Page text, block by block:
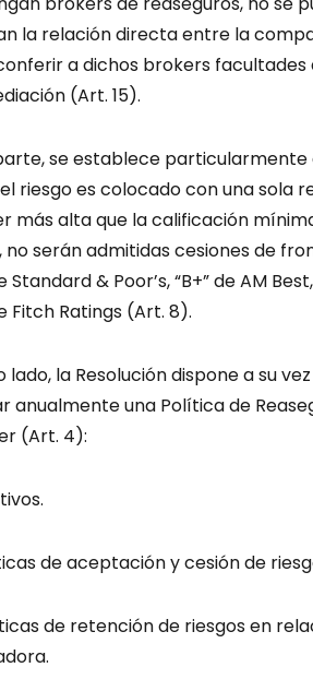
la relación directa entre la
a dichos brokers
(Art. 15).
se establece
riesgo es colocado con una sola
más alta que la calificación
no serán admitidas cesiones de
Standard & Poor’s, “B+” de AM
Fitch Ratings (Art. 8).
lado, la Resolución dispone a su
anualmente una Política de
(Art. 4):
de aceptación y cesión de
de retención de riesgos en